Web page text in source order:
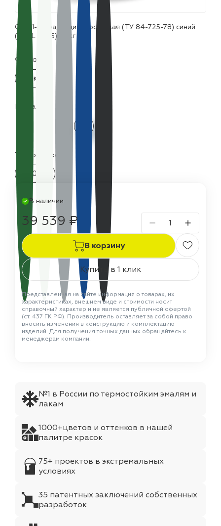
ОС 51-03 радиационностойкая (ТУ 84-725-78) синий
(~RAL 5005), 25кг
Фасовка:
25 кг
Цвета:
Термостойкость:
300 °C
В наличии
39 539 ₽
В корзину
Купить в 1 клик
Представленная на сайте информация о товарах, их
характеристиках, внешнем виде и стоимости носит
справочный характер и не является публичной офертой
(ст. 437 ГК РФ). Производитель оставляет за собой право
вносить изменения в конструкцию и комплектацию
изделий. Для получения точных данных обращайтесь к
менеджерам компании.
№1 в России по термостойким эмалям и
лакам
1000+цветов и оттенков в нашей
палитре красок
75+ проектов в экстремальных
условиях
35 патентных заключений собственных
разработок